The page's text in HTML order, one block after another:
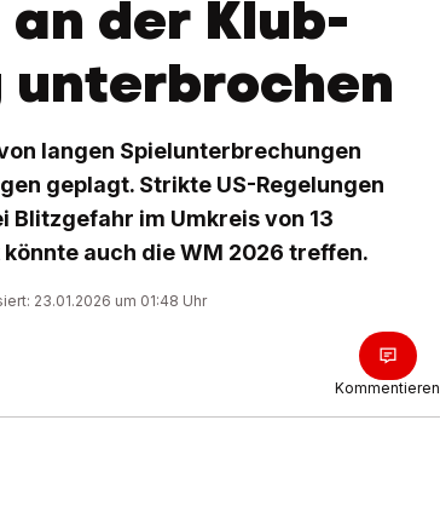
der Klub-
unterbrochen
langen Spielunterbrechungen
geplagt. Strikte US-Regelungen
Blitzgefahr im Umkreis von 13
auch die WM 2026 treffen.
23.01.2026 um 01:48 Uhr
Kommentieren